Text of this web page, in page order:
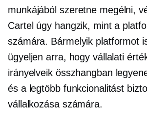
munkájából szeretne megélni,
Cartel úgy hangzik, mint a
számára. Bármelyik platformot
ügyeljen arra, hogy vállalati
irányelveik összhangban
és a legtöbb funkcionalitást
vállalkozása számára.